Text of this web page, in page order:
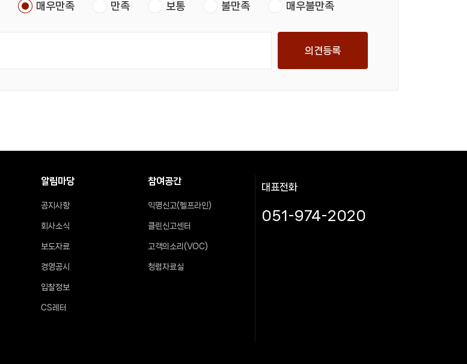
매우만족 만족 보통 불만족 매우불만족
의견등록
알림마당
공지사항
회사소식
보도자료
경영공시
입찰정보
CS레터
참여공간
익명신고(헬프라인)
클린신고센터
고객의소리(VOC)
청렴자료실
대표전화
051-974-2020